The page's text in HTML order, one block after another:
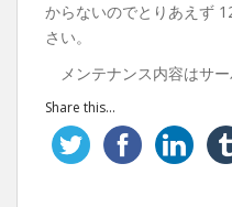
からないのでとりあえず
さい。
メンテナンス内容はサ
Share this...